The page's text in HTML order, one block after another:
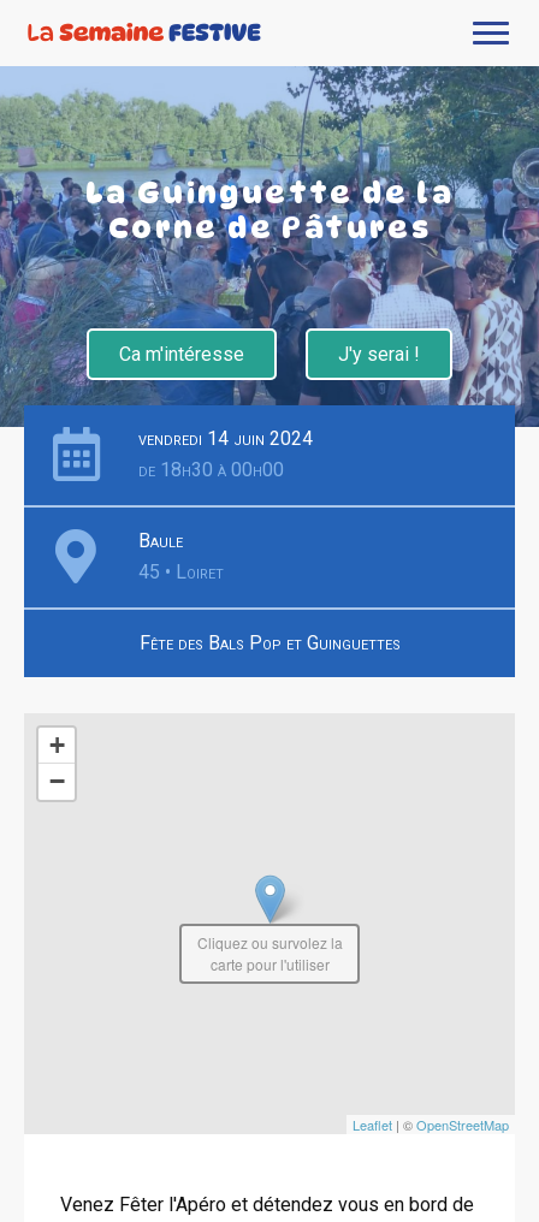
La Guinguette de la
Corne de Pâtures
Ca m'intéresse J'y serai !
vendredi 14 juin 2024
de 18h30 à 00h00
Baule
45 • Loiret
Fête des Bals Pop et Guinguettes
+
−
Leaflet | ©OpenStreetMap
Cliquez ou survolez la
carte pour l'utiliser
Venez Fêter l'Apéro et détendez vous en bord de